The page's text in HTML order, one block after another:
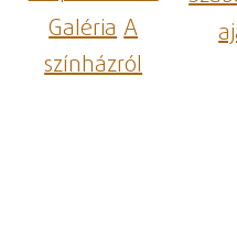
GalériaA
színházról